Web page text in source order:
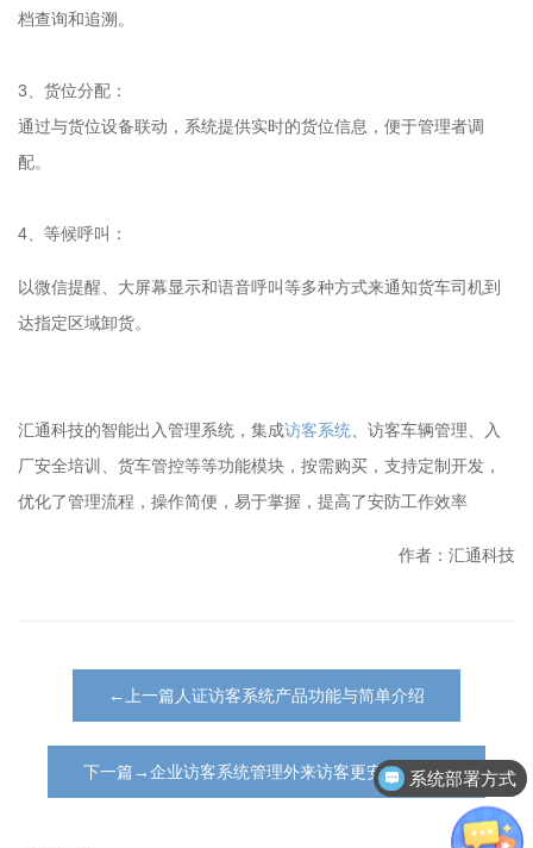
档查询和追溯。
3、货位分配：
通过与货位设备联动，系统提供实时的货位信息，便于管理者调
配。
4、等候呼叫：
以微信提醒、大屏幕显示和语音呼叫等多种方式来通知货车司机到
达指定区域卸货。
汇通科技的智能出入管理系统，集成访客系统 、访客车辆管理、入
厂安全培训、货车管控等等功能模块，按需购买，支持定制开发，
优化了管理流程，操作简便，易于掌握，提高了安防工作效率
作者：汇通科技
←上一篇人证访客系统产品功能与简单介绍
下一篇→企业访客系统管理外来访客更安全便捷！系统部署方式